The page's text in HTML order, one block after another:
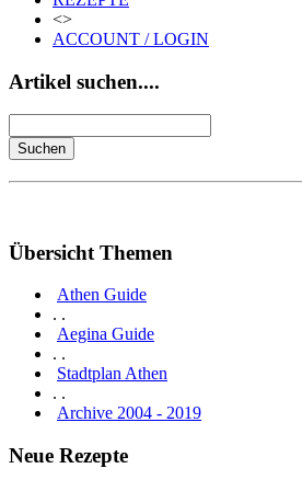
<>
ACCOUNT / LOGIN
Artikel suchen....
Übersicht Themen
Athen Guide
. .
Aegina Guide
. .
Stadtplan Athen
. .
Archive 2004 - 2019
Neue Rezepte